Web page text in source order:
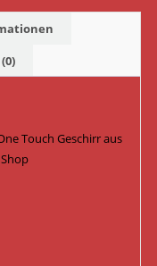
Touch Geschirr aus